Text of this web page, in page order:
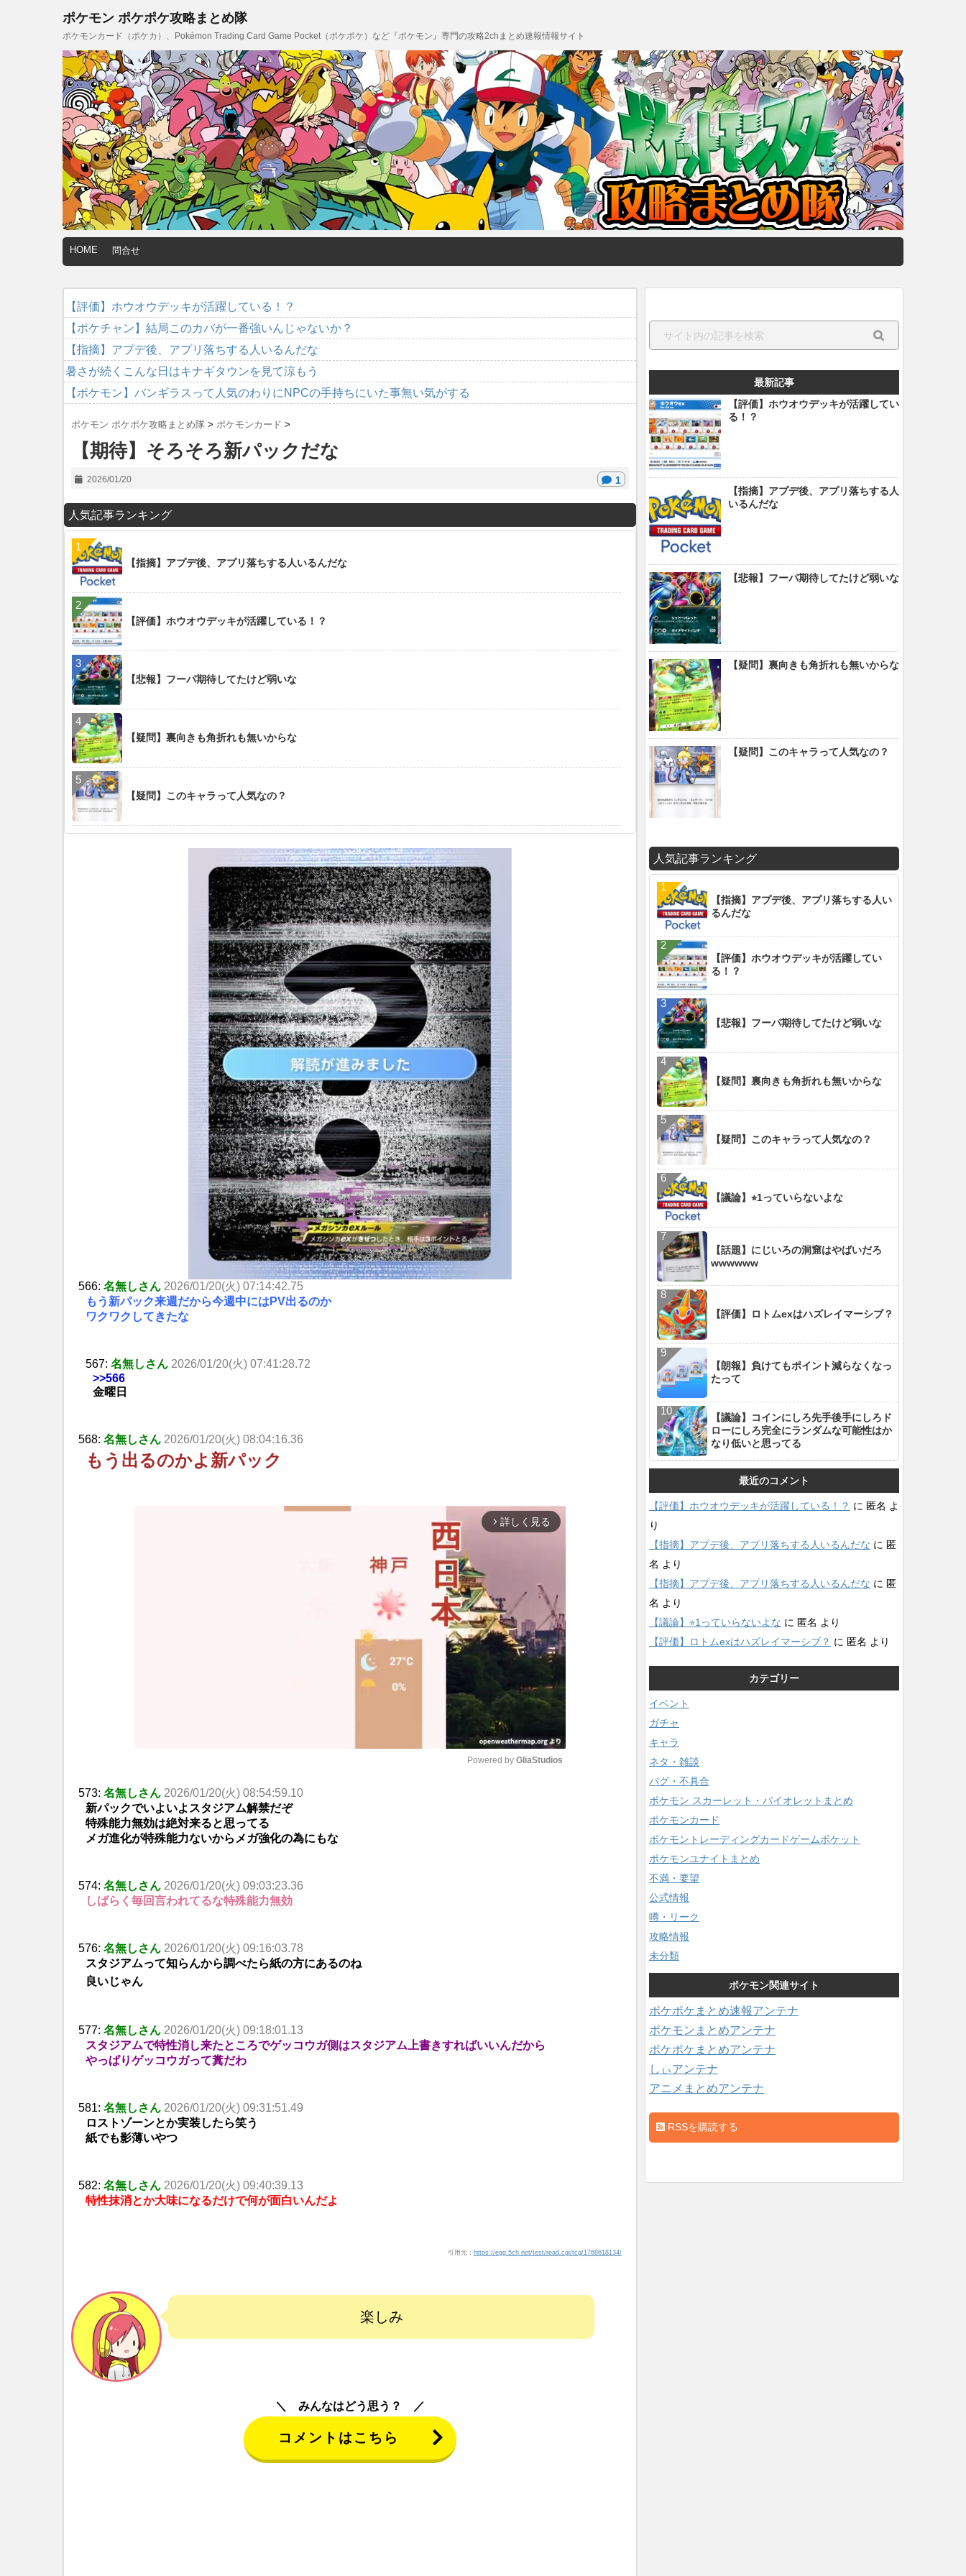
ポケモン ポケポケ攻略まとめ隊
ポケモンカード（ポケカ）、Pokémon Trading Card Game Pocket（ポケポケ）など『ポケモン』専門の攻略2chまとめ速報情報サイト
HOME 問合せ
【評価】ホウオウデッキが活躍している！？
【ポケチャン】結局このカバが一番強いんじゃないか？
【指摘】アプデ後、アプリ落ちする人いるんだな
暑さが続くこんな日はキナギタウンを見て涼もう
【ポケモン】バンギラスって人気のわりにNPCの手持ちにいた事無い気がする
ポケモン ポケポケ攻略まとめ隊 > ポケモンカード >
【期待】そろそろ新パックだな
2026/01/20 1
人気記事ランキング
【指摘】アプデ後、アプリ落ちする人いるんだな
【評価】ホウオウデッキが活躍している！？
【悲報】フーパ期待してたけど弱いな
【疑問】裏向きも角折れも無いからな
【疑問】このキャラって人気なの？
566: 名無しさん 2026/01/20(火) 07:14:42.75
もう新パック来週だから今週中にはPV出るのか
ワクワクしてきたな
567: 名無しさん 2026/01/20(火) 07:41:28.72
>>566
金曜日
568: 名無しさん 2026/01/20(火) 08:04:16.36
もう出るのかよ新パック
arrow_forward_ios 詳しく見る
Powered by GliaStudios
573: 名無しさん 2026/01/20(火) 08:54:59.10
新パックでいよいよスタジアム解禁だぞ
特殊能力無効は絶対来ると思ってる
メガ進化が特殊能力ないからメガ強化の為にもな
574: 名無しさん 2026/01/20(火) 09:03:23.36
しばらく毎回言われてるな特殊能力無効
576: 名無しさん 2026/01/20(火) 09:16:03.78
スタジアムって知らんから調べたら紙の方にあるのね
良いじゃん
577: 名無しさん 2026/01/20(火) 09:18:01.13
スタジアムで特性消し来たところでゲッコウガ側はスタジアム上書きすればいいんだから
やっぱりゲッコウガって糞だわ
581: 名無しさん 2026/01/20(火) 09:31:51.49
ロストゾーンとか実装したら笑う
紙でも影薄いやつ
582: 名無しさん 2026/01/20(火) 09:40:39.13
特性抹消とか大味になるだけで何が面白いんだよ
引用元： https://egg.5ch.net/test/read.cgi/tcg/1768618134/
楽しみ
みんなはどう思う？
コメントはこちら
最新記事
【評価】ホウオウデッキが活躍してい
る！？
【指摘】アプデ後、アプリ落ちする人
いるんだな
【悲報】フーパ期待してたけど弱いな
【疑問】裏向きも角折れも無いからな
【疑問】このキャラって人気なの？
人気記事ランキング
【指摘】アプデ後、アプリ落ちする人い
るんだな
【評価】ホウオウデッキが活躍してい
る！？
【悲報】フーパ期待してたけど弱いな
【疑問】裏向きも角折れも無いからな
【疑問】このキャラって人気なの？
【議論】⭐︎1っていらないよな
【話題】にじいろの洞窟はやばいだろ
wwwwww
【評価】ロトムexはハズレイマーシブ？
【朗報】負けてもポイント減らなくなっ
たって
【議論】コインにしろ先手後手にしろド
ローにしろ完全にランダムな可能性はか
なり低いと思ってる
最近のコメント
【評価】ホウオウデッキが活躍している！？ に 匿名 よ
り
【指摘】アプデ後、アプリ落ちする人いるんだな に 匿
名 より
【指摘】アプデ後、アプリ落ちする人いるんだな に 匿
名 より
【議論】⭐︎1っていらないよな に 匿名 より
【評価】ロトムexはハズレイマーシブ？ に 匿名 より
カテゴリー
イベント
ガチャ
キャラ
ネタ・雑談
バグ・不具合
ポケモン スカーレット・バイオレットまとめ
ポケモンカード
ポケモントレーディングカードゲームポケット
ポケモンユナイトまとめ
不満・要望
公式情報
噂・リーク
攻略情報
未分類
ポケモン関連サイト
ポケポケまとめ速報アンテナ
ポケモンまとめアンテナ
ポケポケまとめアンテナ
しぃアンテナ
アニメまとめアンテナ
RSSを購読する